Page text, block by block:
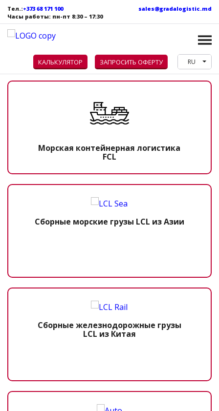
Тел.:+373 68 171 100
Часы работы: пн-пт 8:30 – 17:30
sales@gradalogistic.md
КАЛЬКУЛЯТОР ЗАПРОСИТЬ ОФЕРТУ RU
Морская контейнерная логистика
FCL
Сборные морские грузы LCL из Азии
Сборные железнодорожные грузы
LCL из Китая